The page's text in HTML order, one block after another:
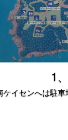
1
ケイセンへは駐